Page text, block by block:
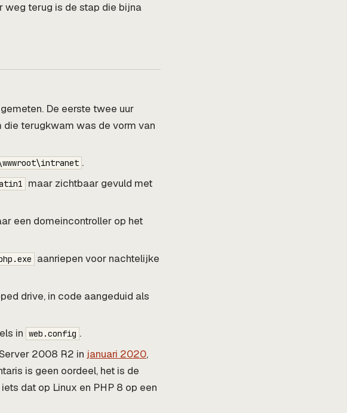
weg terug is de stap die bijna
De eerste twee uur
die terugkwam was de vorm van
.
maar zichtbaar gevuld met
een domeincontroller op het
aanriepen voor nachtelijke
drive, in code aangeduid als
in web.config .
2008 R2 in januari 2020,
is geen oordeel, het is de
dat op Linux en PHP 8 op een